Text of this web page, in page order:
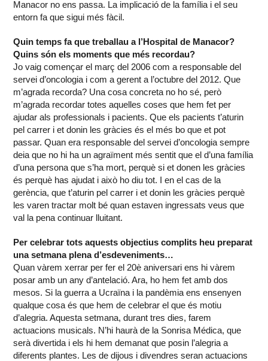
Manacor no ens passa. La implicació de la família i el seu
entorn fa que sigui més fàcil.
Quin temps fa que treballau a l’Hospital de Manacor?
Quins són els moments que més recordau?
Jo vaig començar el març del 2006 com a responsable del
servei d’oncologia i com a gerent a l’octubre del 2012. Que
m’agrada recorda? Una cosa concreta no ho sé, però
m’agrada recordar totes aquelles coses que hem fet per
ajudar als professionals i pacients. Que els pacients t’aturin
pel carrer i et donin les gràcies és el més bo que et pot
passar. Quan era responsable del servei d’oncologia sempre
deia que no hi ha un agraïment més sentit que el d’una família
d’una persona que s’ha mort, perquè si et donen les gràcies
és perquè has ajudat i això ho diu tot. I en el cas de la
gerència, que t’aturin pel carrer i et donin les gràcies perquè
les varen tractar molt bé quan estaven ingressats veus que
val la pena continuar lluitant.
Per celebrar tots aquests objectius complits heu preparat
una setmana plena d’esdeveniments…
Quan vàrem xerrar per fer el 20è aniversari ens hi vàrem
posar amb un any d’antelació. Ara, ho hem fet amb dos
mesos. Si la guerra a Ucraïna i la pandèmia ens ensenyen
qualque cosa és que hem de celebrar el que és motiu
d’alegria. Aquesta setmana, durant tres dies, farem
actuacions musicals. N’hi haurà de la Sonrisa Médica, que
serà divertida i els hi hem demanat que posin l’alegria a
diferents plantes. Les de dijous i divendres seran actuacions